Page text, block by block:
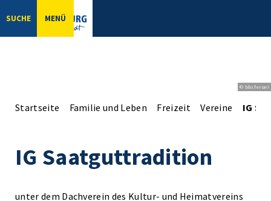
SUCHE MENÜ
© bbsferrari
Startseite Familie und Leben Freizeit Vereine IG
IG Saatguttradition
unter dem Dachverein des Kultur- und Heimatvereins